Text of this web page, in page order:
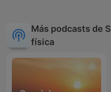
Más podcasts de
física